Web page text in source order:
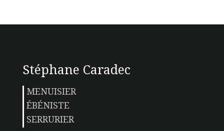
Stéphane Caradec
MENUISIER
ÉBÉNISTE
SERRURIER